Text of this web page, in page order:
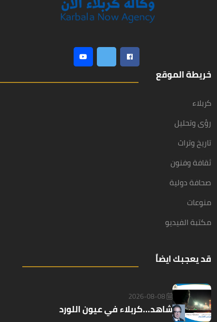
خريطة الموقع
كربلاء
رؤى وتحليل
تاريخ وتراث
ثقافة وفنون
صحافة دولية
منوعات
مكتبة الفيديو
قد يعجبك ايضاً
2026-08-08
شاهد...كربلاء في عيون اللورد